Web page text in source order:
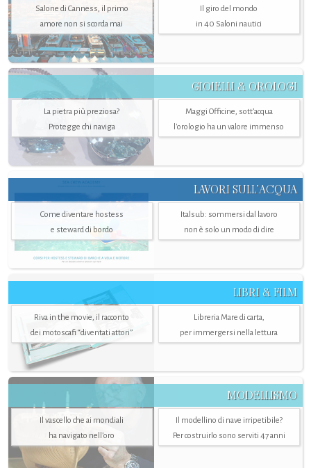
Salone di Canness, il primo
amore non si scorda mai
Il giro del mondo
in 40 Saloni nautici
GIOIELLI & OROLOGI
La pietra più preziosa?
Protegge chi naviga
Maggi Officine, sott’acqua
l'orologio ha un valore immenso
LAVORI SULL’ACQUA
Come diventare hostess
e steward di bordo
Italsub: sommersi dal lavoro
non è solo un modo di dire
LIBRI & FILM
Riva in the movie, il racconto
dei motoscafi “diventati attori”
Libreria Mare di carta,
per immergersi nella lettura
MODELLISMO
Il vascello che ai mondiali
ha navigato nell’oro
Il modellino di nave irripetibile?
Per costruirlo sono serviti 47 anni